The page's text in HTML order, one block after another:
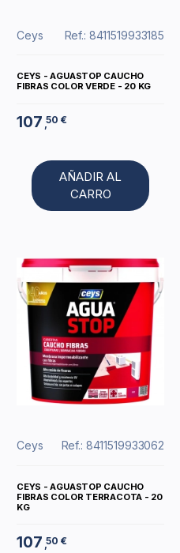
Ceys Ref.: 8411519933185
CEYS - AGUASTOP CAUCHO
FIBRAS COLOR VERDE - 20 KG
107 ,50 €
AÑADIR AL
CARRO
Ceys Ref.: 8411519933062
CEYS - AGUASTOP CAUCHO
FIBRAS COLOR TERRACOTA - 20
KG
107 ,50 €